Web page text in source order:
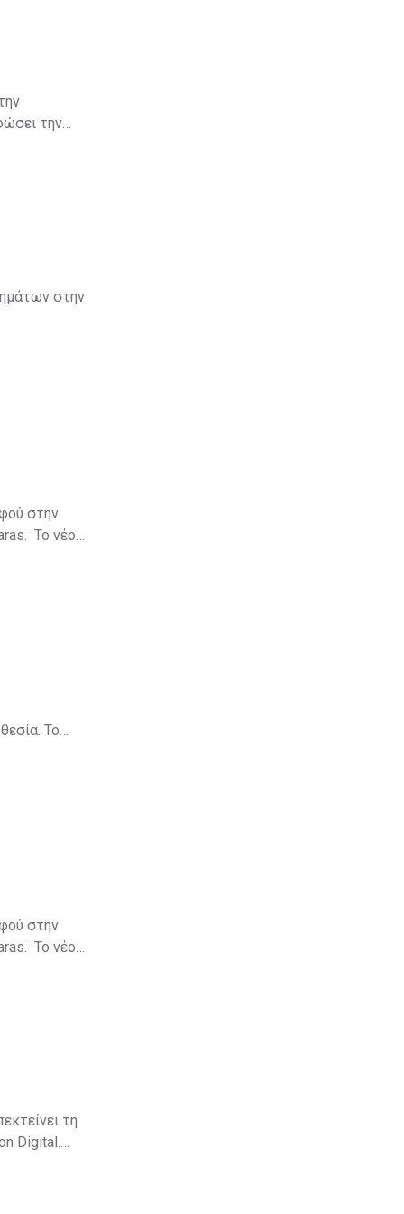
την
στην
στην
Το νέο
Το
στην
Το νέο
τη
Digital.